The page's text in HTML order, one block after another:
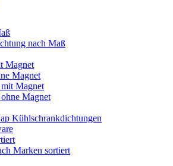
nach Maß
Magnet
Magnet
Magnet
Magnet
Kühlschrankdichtungen
Marken sortiert